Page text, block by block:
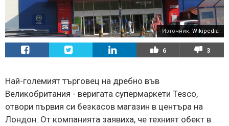
Източник: Wikipedia
6 3
Най-големият търговец на дребно във
Великобритания - веригата супермаркети Tesco,
отвори първия си безкасов магазин в центъра на
Лондон. От компанията заявиха, че техният обект в